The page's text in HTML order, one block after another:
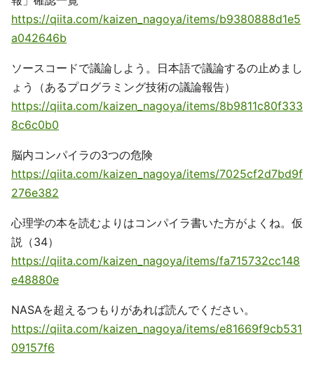
https://qiita.com/kaizen_nagoya/items/b9380888d1e5
a042646b
ソースコードで議論しよう。日本語で議論するの止めまし
ょう（あるプログラミング技術の議論報告）
https://qiita.com/kaizen_nagoya/items/8b9811c80f333
8c6c0b0
脳内コンパイラの3つの危険
https://qiita.com/kaizen_nagoya/items/7025cf2d7bd9f
276e382
心理学の本を読むよりはコンパイラ書いた方がよくね。仮
説（34）
https://qiita.com/kaizen_nagoya/items/fa715732cc148
e48880e
NASAを超えるつもりがあれば読んでください。
https://qiita.com/kaizen_nagoya/items/e81669f9cb531
09157f6